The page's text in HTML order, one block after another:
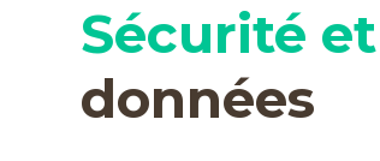
Sécurité
données